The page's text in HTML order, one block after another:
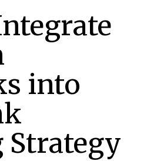
into